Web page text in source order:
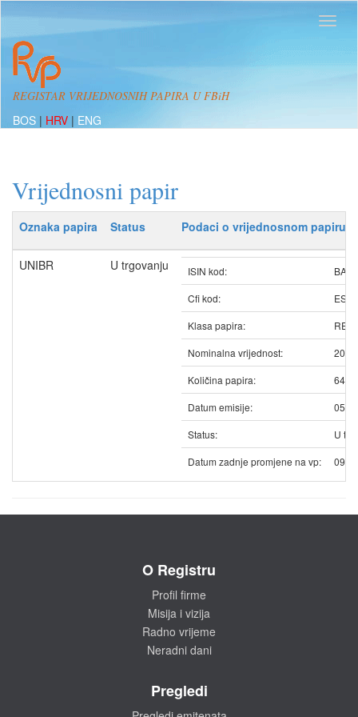
REGISTAR VRIJEDNOSNIH PAPIRA U FBiH
BOS | HRV | ENG
Vrijednosni papir
Oznaka papira Status Podaci o vrijednosnom papiru
UNIBR U trgovanju ISIN kod:
Cfi kod:
Klasa papira:
Nominalna vrijednost:
20.00
Količina papira:
Datum emisije:
Status:
U
Datum zadnje promjene na vp:
O Registru
Profil firme
Misija i vizija
Radno vrijeme
Neradni dani
Pregledi